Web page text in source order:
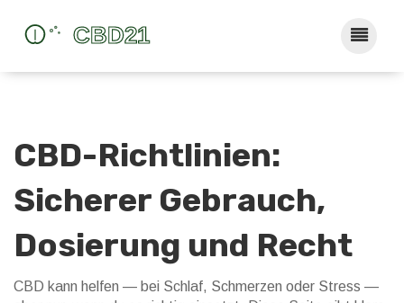
CBD-Richtlinien:
Sicherer Gebrauch,
Dosierung und Recht
CBD kann helfen — bei Schlaf, Schmerzen oder Stress —